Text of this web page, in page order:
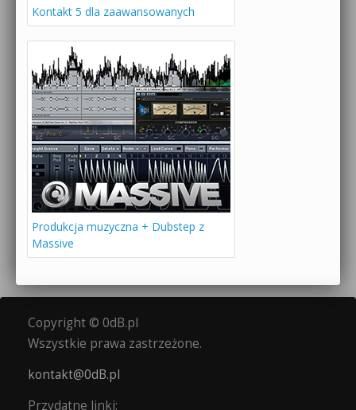
Kontakt 5 dla zaawansowanych
Produkcja muzyczna + Dubstep z
Massive
Copyright © 0dB.pl
Wszystkie prawa zastrzeżone.
kontakt@0dB.pl
Przydatne linki: